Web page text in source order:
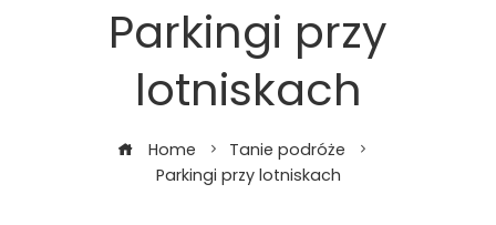
Parkingi przy
lotniskach
Home
Tanie podróże
Parkingi przy lotniskach